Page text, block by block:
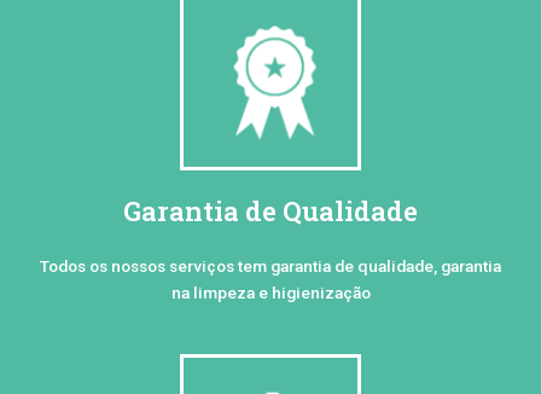
Garantia de Qualidade
Todos os nossos serviços tem garantia de qualidade, garantia
na limpeza e higienização